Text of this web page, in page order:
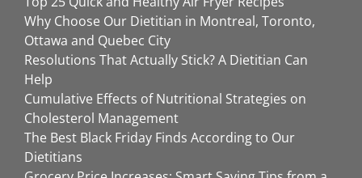
Why Choose Our Dietitian in Montreal, Toronto,
Ottawa and Quebec City
Resolutions That Actually Stick? A Dietitian Can
Help
Cumulative Effects of Nutritional Strategies on
Cholesterol Management
The Best Black Friday Finds According to Our
Dietitians